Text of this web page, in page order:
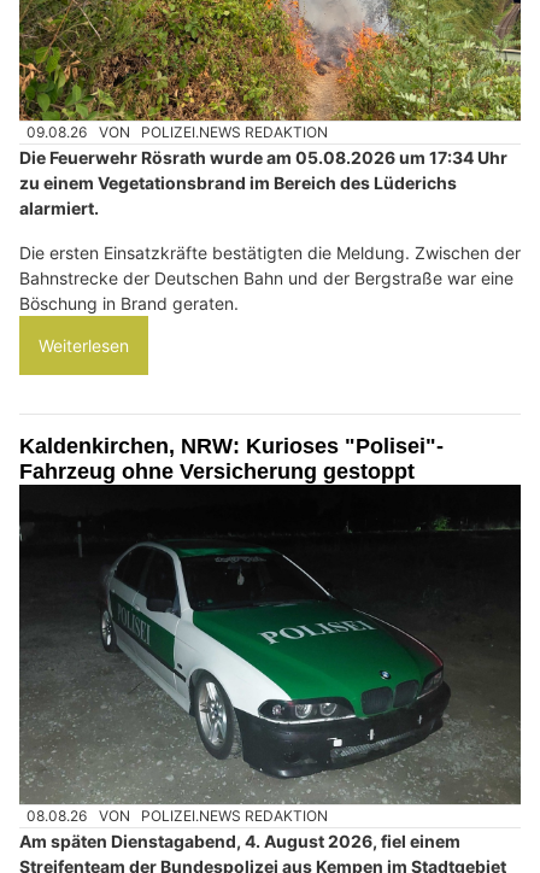
09.08.26 VON POLIZEI.NEWS REDAKTION
Die Feuerwehr Rösrath wurde am 05.08.2026 um 17:34 Uhr
zu einem Vegetationsbrand im Bereich des Lüderichs
alarmiert.
Die ersten Einsatzkräfte bestätigten die Meldung. Zwischen der
Bahnstrecke der Deutschen Bahn und der Bergstraße war eine
Böschung in Brand geraten.
Weiterlesen
Kaldenkirchen, NRW: Kurioses "Polisei"-
Fahrzeug ohne Versicherung gestoppt
08.08.26 VON POLIZEI.NEWS REDAKTION
Am späten Dienstagabend, 4. August 2026, fiel einem
Streifenteam der Bundespolizei aus Kempen im Stadtgebiet